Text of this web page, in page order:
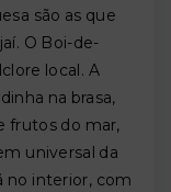
são as que
O Boi-de-
local. A
na brasa,
frutos do mar,
universal da
no interior, com